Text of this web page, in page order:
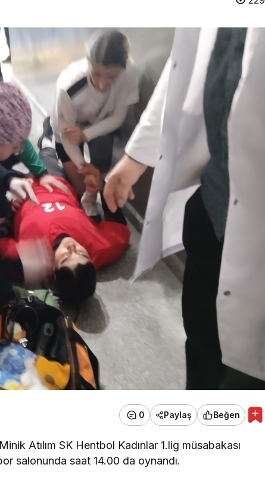
0 Paylaş Beğen
Atılım SK Hentbol Kadınlar 1.lig müsabakası
salonunda saat 14.00 da oynandı.